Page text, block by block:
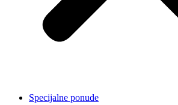
Specijalne ponude